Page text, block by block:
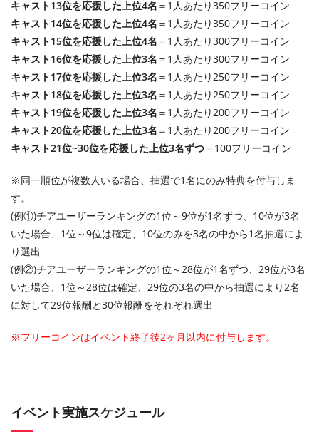
キャスト13位を応援した上位4名 ＝1人あたり350フリーコイン
キャスト14位を応援した上位4名 ＝1人あたり350フリーコイン
キャスト15位を応援した上位4名 ＝1人あたり300フリーコイン
キャスト16位を応援した上位3名 ＝1人あたり300フリーコイン
キャスト17位を応援した上位3名 ＝1人あたり250フリーコイン
キャスト18位を応援した上位3名 ＝1人あたり250フリーコイン
キャスト19位を応援した上位3名 ＝1人あたり200フリーコイン
キャスト20位を応援した上位3名 ＝1人あたり200フリーコイン
キャスト21位~30位を応援した上位3名ずつ＝100フリーコイン
※同一順位が複数人いる場合、抽選で1名にのみ特典を付与しま
す。
(例①)チアユーザーランキングの1位～9位が1名ずつ、10位が3名
いた場合、1位～9位は確定、10位のみを3名の中から1名抽選によ
り選出
(例②)チアユーザーランキングの1位～28位が1名ずつ、29位が3名
いた場合、1位～28位は確定、29位の3名の中から抽選により2名
に対して29位報酬と30位報酬をそれぞれ選出
※フリーコインはイベント終了後2ヶ月以内に付与します。
イベント実施スケジュール